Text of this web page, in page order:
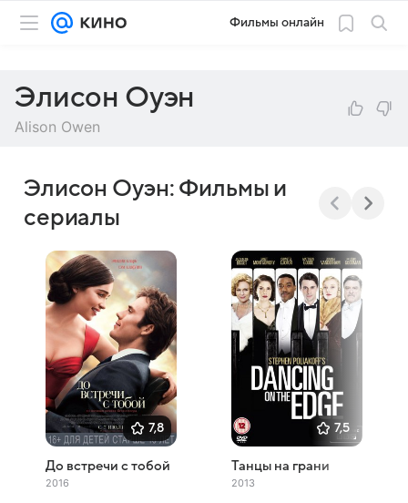
Фильмы онлайн
Элисон Оуэн
Alison Owen
Элисон Оуэн: Фильмы и
сериалы
7,8
До встречи с тобой
2016
7,5
Танцы на грани
2013